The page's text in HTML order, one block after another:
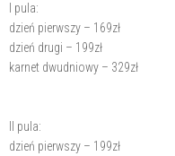
I pula:
dzień pierwszy – 169zł
dzień drugi – 199zł
karnet dwudniowy – 329zł
II pula:
dzień pierwszy – 199zł